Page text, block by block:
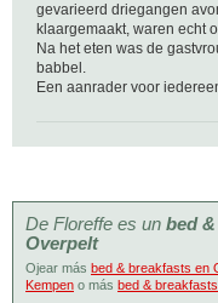
gevarieerd driegangen
klaargemaakt, waren echt
Na het eten was de
babbel.
Een aanrader voor
De Floreffe es un bed
Overpelt
Ojear más bed & breakfasts en
Kempen o más bed &